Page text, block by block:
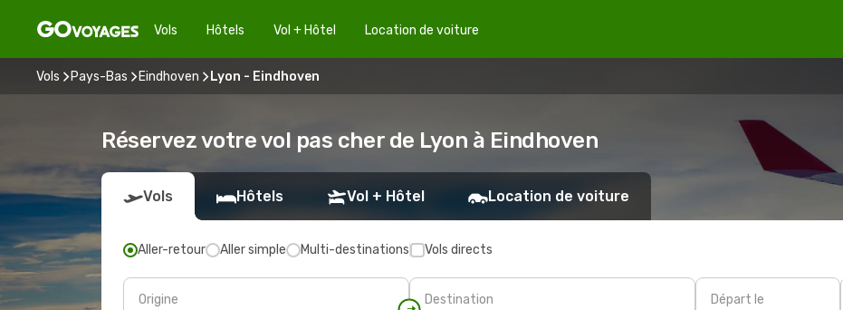
Vols Hôtels Vol + Hôtel Location de voiture
Vols Pays-Bas Eindhoven Lyon - Eindhoven
Réservez votre vol pas cher de Lyon à Eindhoven
Vols Hôtels Vol + Hôtel Location de voiture
Aller-retour Aller simple Multi-destinations Vols directs
Origine Destination Départ le